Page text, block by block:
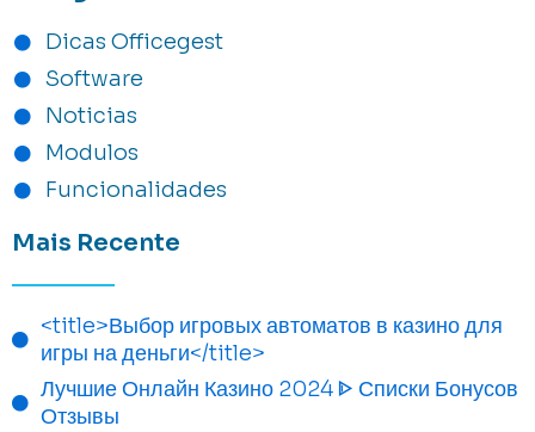
Dicas Officegest
Software
Noticias
Modulos
Funcionalidades
Mais Recente
<title>Выбор игровых автоматов в казино для
игры на деньги</title>
Лучшие Онлайн Казино 2024 ᐈ Списки Бонусов
Отзывы